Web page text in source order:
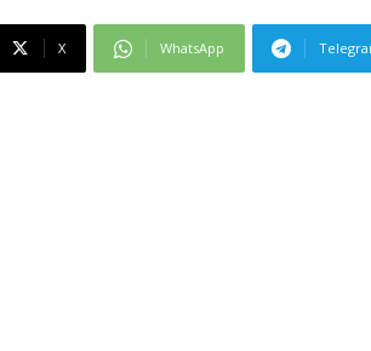
X WhatsApp